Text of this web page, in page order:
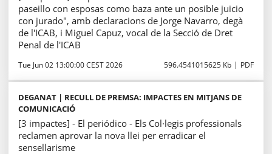
paseillo con esposas como baza ante un posible juicio
con jurado", amb declaracions de Jorge Navarro, degà
de l'ICAB, i Miguel Capuz, vocal de la Secció de Dret
Penal de l'ICAB
Tue Jun 02 13:00:00 CEST 2026 596.4541015625 Kb PDF
DEGANAT | RECULL DE PREMSA: IMPACTES EN MITJANS DE
COMUNICACIÓ
[3 impactes] - El periódico - Els Col·legis professionals
reclamen aprovar la nova llei per erradicar el
sensellarisme